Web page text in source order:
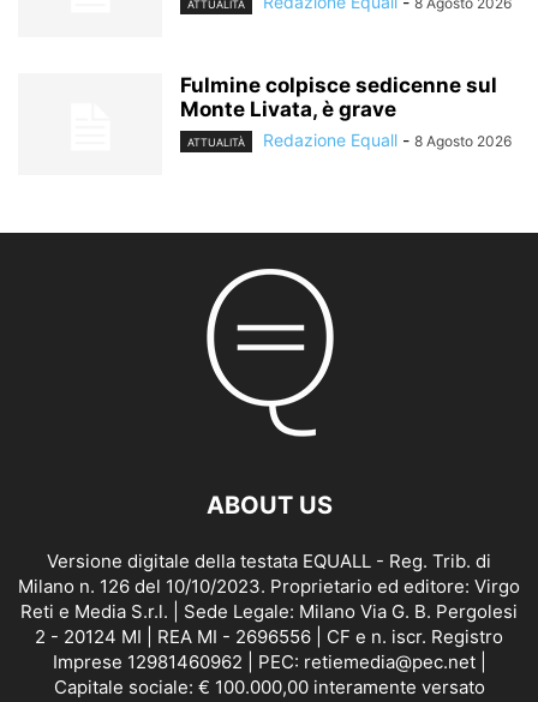
ATTUALITÀ
Fulmine colpisce sedicenne sul
Monte Livata, è grave
ATTUALITÀ Redazione Equall - 8 Agosto 2026
ABOUT US
Versione digitale della testata EQUALL - Reg. Trib. di
Milano n. 126 del 10/10/2023. Proprietario ed editore: Virgo
Reti e Media S.r.l. | Sede Legale: Milano Via G. B. Pergolesi
2 - 20124 MI | REA MI - 2696556 | CF e n. iscr. Registro
Imprese 12981460962 | PEC: retiemedia@pec.net |
Capitale sociale: € 100.000,00 interamente versato